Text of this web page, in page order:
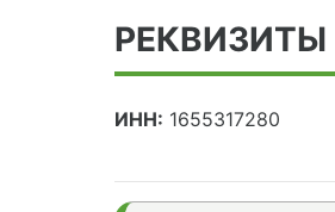
РЕКВИЗИТЫ
ИНН: 1655317280